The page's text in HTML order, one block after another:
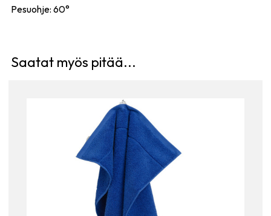
Pesuohje: 60°
Saatat myös pitää...